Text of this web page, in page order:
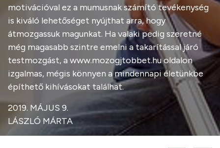
motivációval ez a mumusnak számító tevékenység
is kiváló lehetőséget nyújthat arra, hogy
átmozgassuk magunkat. Ha valaki pedig szeretné
még magasabb szintre emelni a takarítással járó
testmozgást, a www.mozogjtobbet.hu oldalon
izgalmas, mégis könnyen a mindennapi életünkbe
építhető kihívásokat találhat.
2019. MÁJUS 9.
LÁSZLÓ MÁRTA